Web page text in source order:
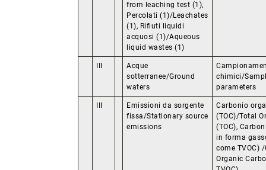
from leaching test (1),
Percolati (1)/Leachates
(1), Rifiuti liquidi
acquosi (1)/Aqueous
liquid wastes (1)
Acque
sotterranee/Ground
waters
chimici/
parameters
Emissioni da sorgente
fissa/Stationary source
emissions
Carbonio
(TOC)/Total
(TOC),
in forma
come TVOC)
Organic